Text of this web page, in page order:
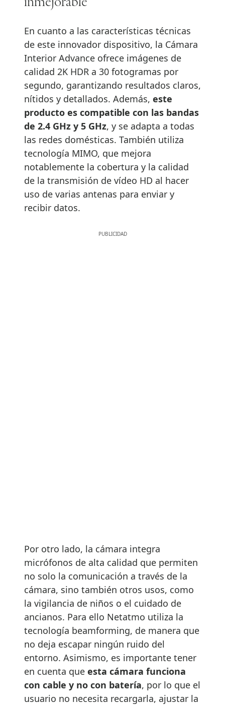
En cuanto a las características técnicas
de este innovador dispositivo, la Cámara
Interior Advance ofrece imágenes de
calidad 2K HDR a 30 fotogramas por
segundo, garantizando resultados claros,
nítidos y detallados. Además, este
producto es compatible con las bandas
de 2.4 GHz y 5 GHz, y se adapta a todas
las redes domésticas. También utiliza
tecnología MIMO, que mejora
notablemente la cobertura y la calidad
de la transmisión de vídeo HD al hacer
uso de varias antenas para enviar y
recibir datos.
Por otro lado, la cámara integra
micrófonos de alta calidad que permiten
no solo la comunicación a través de la
cámara, sino también otros usos, como
la vigilancia de niños o el cuidado de
ancianos. Para ello Netatmo utiliza la
tecnología beamforming, de manera que
no deja escapar ningún ruido del
entorno. Asimismo, es importante tener
en cuenta que esta cámara funciona
con cable y no con batería, por lo que el
usuario no necesita recargarla, ajustar la